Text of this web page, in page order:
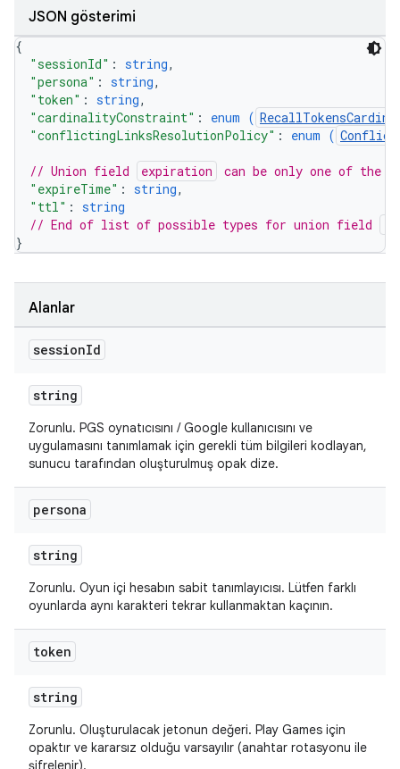
JSON gösterimi
{
"sessionId" : string,
"persona" : string,
"token" : string,
"cardinalityConstraint" : enum (
"conflictingLinksResolutionPolicy" : enum (
// Union field expiration
can be only one of the
"expireTime" : string,
"ttl" : string
// End of list of possible types for union field
}
Alanlar
sessionId
string
Zorunlu. PGS oynatıcısını / Google kullanıcısını ve
uygulamasını tanımlamak için gerekli tüm bilgileri kodlayan,
sunucu tarafından oluşturulmuş opak dize.
persona
string
Zorunlu. Oyun içi hesabın sabit tanımlayıcısı. Lütfen farklı
oyunlarda aynı karakteri tekrar kullanmaktan kaçının.
token
string
Zorunlu. Oluşturulacak jetonun değeri. Play Games için
opaktır ve kararsız olduğu varsayılır (anahtar rotasyonu ile
şifrelenir).